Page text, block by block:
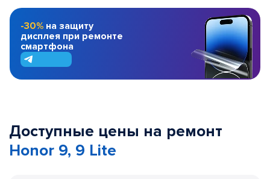
-30% на защиту
дисплея при ремонте
смартфона
Доступные цены на ремонт
Honor 9, 9 Lite